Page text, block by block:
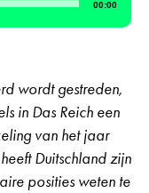
00:00
wordt gestreden,
in Das Reich een
van het jaar
Duitschland zijn
posities weten te